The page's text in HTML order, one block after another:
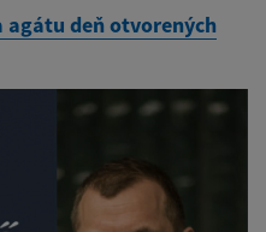
agátu deň otvorených